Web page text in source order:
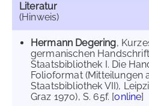
Literatur
(Hinweis)
Hermann Degering,
germanischen
Staatsbibliothek I. Die
Folioformat (Mitteilungen
Staatsbibliothek VII),
Graz 1970), S. 65f. [online]